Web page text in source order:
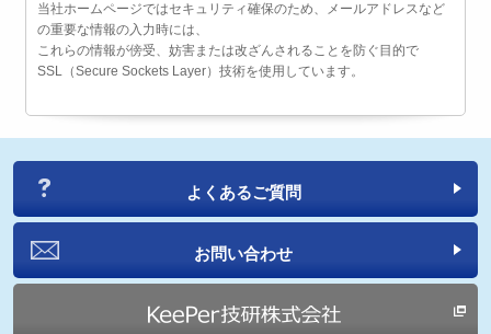
当社ホームページではセキュリティ確保のため、メールアドレスなど
の重要な情報の入力時には、
これらの情報が傍受、妨害または改ざんされることを防ぐ目的で
SSL（Secure Sockets Layer）技術を使用しています。
よくあるご質問
お問い合わせ